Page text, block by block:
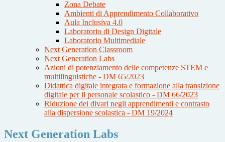
Zona Debate
Ambienti di Apprendimento Collaborativo
Aula Inclusiva 4.0
Laboratorio di Design Digitale
Laboratorio Multimediale
Next Generation Classroom
Next Generation Labs
Azioni di potenziamento delle competenze STEM e
multilinguistiche - DM 65/2023
Didattica digitale integrata e formazione alla transizione
digitale per il personale scolastico - DM 66/2023
Riduzione dei divari negli apprendimenti e contrasto
alla dispersione scolastica - DM 19/2024
Next Generation Labs